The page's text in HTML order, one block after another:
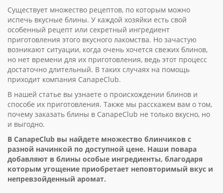
Существует множество рецептов, по которым можно
испечь вкусные блины. У каждой хозяйки есть свой
особенный рецепт или секретный ингредиент
приготовления этого вкусного лакомства. Но зачастую
возникают ситуации, когда очень хочется свежих блинов,
но нет времени для их приготовления, ведь этот процесс
достаточно длительный. В таких случаях на помощь
приходит компания CanapeClub.
В нашей статье вы узнаете о происхождении блинов и
способе их приготовления. Также мы расскажем вам о том,
почему заказать блины в CanapeClub не только вкусно, но
и выгодно.
В CanapeClub вы найдете множество блинчиков с
разной начинкой по доступной цене. Наши повара
добавляют в блины особые ингредиенты, благодаря
которым угощение приобретает неповторимый вкус и
непревзойденный аромат.